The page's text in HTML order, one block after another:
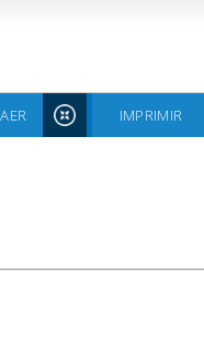
IMPRIMIR